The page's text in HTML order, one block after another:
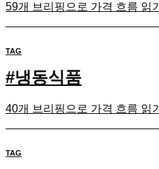
59개 브리핑으로 가격 흐름 읽기
TAG
#냉동식품
40개 브리핑으로 가격 흐름 읽기
TAG